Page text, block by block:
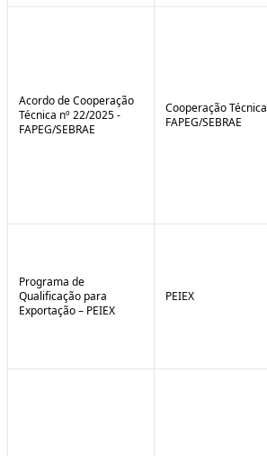
Acordo de Cooperação
Técnica nº 22/2025 -
FAPEG/SEBRAE
Cooperação Técnica
FAPEG/SEBRAE
Programa de
Qualificação para
Exportação – PEIEX
PEIEX